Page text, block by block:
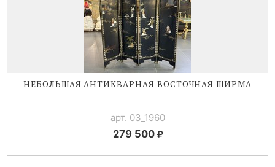
НЕБОЛЬШАЯ АНТИКВАРНАЯ ВОСТОЧНАЯ ШИРМА
арт. 03_1960
279 500